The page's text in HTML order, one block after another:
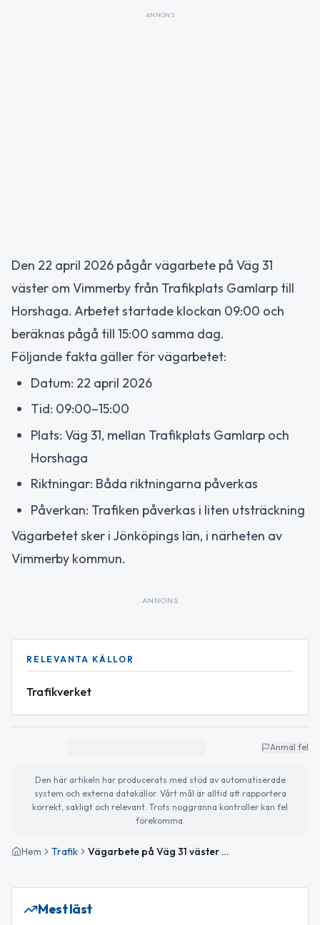
ANNONS
Den 22 april 2026 pågår vägarbete på Väg 31
väster om Vimmerby från Trafikplats Gamlarp till
Horshaga. Arbetet startade klockan 09:00 och
beräknas pågå till 15:00 samma dag.
Följande fakta gäller för vägarbetet:
Datum: 22 april 2026
Tid: 09:00–15:00
Plats: Väg 31, mellan Trafikplats Gamlarp och
Horshaga
Riktningar: Båda riktningarna påverkas
Påverkan: Trafiken påverkas i liten utsträckning
Vägarbetet sker i Jönköpings län, i närheten av
Vimmerby kommun.
ANNONS
RELEVANTA KÄLLOR
Trafikverket
Anmäl fel
Den här artikeln har producerats med stöd av automatiserade
system och externa datakällor. Vårt mål är alltid att rapportera
korrekt, sakligt och relevant. Trots noggranna kontroller kan fel
förekomma.
Hem Trafik Vägarbete på Väg 31 väster om Vimmerby den 22 april
Mest läst